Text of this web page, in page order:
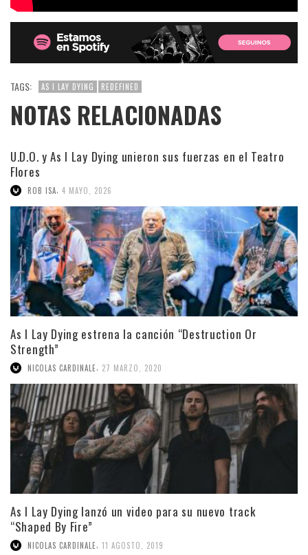
TAGS: AS I LAY DYING REDEFINED
NOTAS RELACIONADAS
U.D.O. y As I Lay Dying unieron sus fuerzas en el Teatro
Flores
ROB ISA, 4 MAYO, 2026
As I Lay Dying estrena la canción “Destruction Or
Strength”
NICOLAS CARDINALE, 27 MARZO, 2020
As I Lay Dying lanzó un video para su nuevo track
“Shaped By Fire”
NICOLAS CARDINALE 11 AGOSTO, 2019